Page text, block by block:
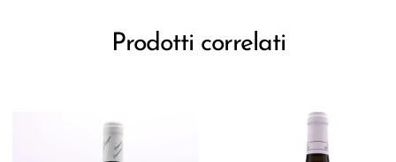
Prodotti correlati